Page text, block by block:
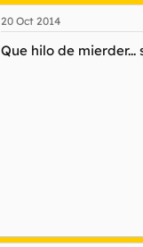
20 Oct 2014
Que hilo de